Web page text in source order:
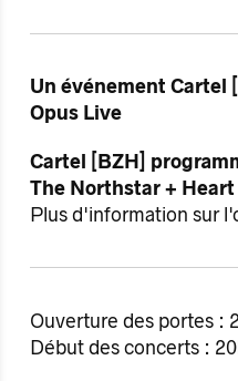
Un événement Cartel
Opus Live​
Cartel [BZH]
The Northstar +
Plus d'information sur
Ouverture des portes :
Début des concerts :